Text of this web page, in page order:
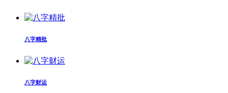
八字精批
八字财运